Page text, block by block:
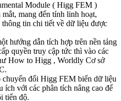
Module ( Higg FEM )
mang đến tính linh hoạt,
tin chi tiết về dữ liệu được
hướng dẫn tích hợp trên nền tảng
quyền truy cập tức thì vào các
How to Higg , Worldly Cơ sở
đổi Higg FEM biến dữ liệu
ích với các phân tích nâng cao để
tiến độ.